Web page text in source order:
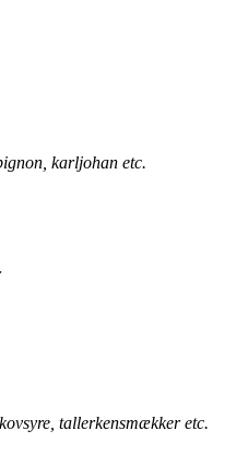
karljohan etc.
tallerkensmækker etc.